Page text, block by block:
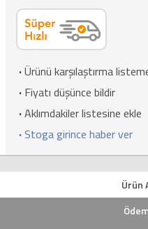
·Ürünü karşılaştırma
· Fiyatı düşünce bildir
·Aklımdakiler listesine ekle
· Stoga girince haber ver
Ürün